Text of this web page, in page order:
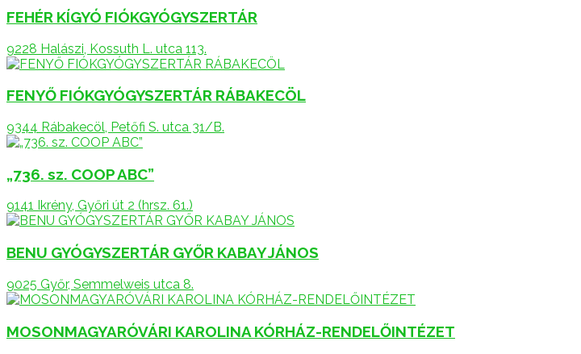
FEHÉR KÍGYÓ FIÓKGYÓGYSZERTÁR
9228 Halászi, Kossuth L. utca 113.
FENYŐ FIÓKGYÓGYSZERTÁR RÁBAKECÖL
9344 Rábakecöl, Petőfi S. utca 31/B.
„736. sz. COOP ABC”
9141 Ikrény, Győri út 2 (hrsz. 61.)
BENU GYÓGYSZERTÁR GYŐR KABAY JÁNOS
9025 Győr, Semmelweis utca 8.
MOSONMAGYARÓVÁRI KAROLINA KÓRHÁZ-RENDELŐINTÉZET